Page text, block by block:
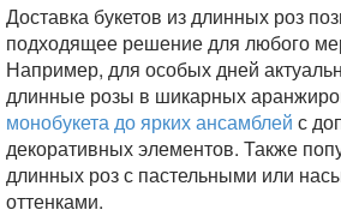
Доставка букетов из длинных роз
подходящее решение для любого
Например, для особых дней
длинные розы в шикарных
монобукета до ярких ансамблей с
декоративных элементов. Также
длинных роз с пастельными или
оттенками.